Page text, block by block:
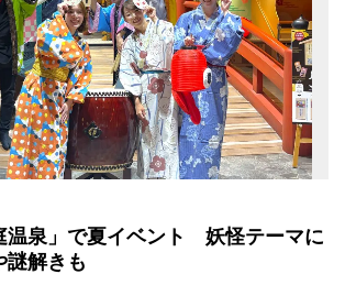
温泉」で夏イベント 妖怪テーマに
謎解きも